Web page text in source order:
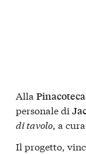
Alla
personale di
di tavolo, a
Il progetto,